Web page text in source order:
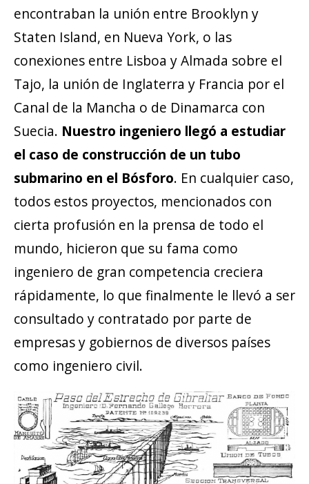
encontraban la unión entre Brooklyn y
Staten Island, en Nueva York, o las
conexiones entre Lisboa y Almada sobre el
Tajo, la unión de Inglaterra y Francia por el
Canal de la Mancha o de Dinamarca con
Suecia. Nuestro ingeniero llegó a estudiar
el caso de construcción de un tubo
submarino en el Bósforo. En cualquier caso,
todos estos proyectos, mencionados con
cierta profusión en la prensa de todo el
mundo, hicieron que su fama como
ingeniero de gran competencia creciera
rápidamente, lo que finalmente le llevó a ser
consultado y contratado por parte de
empresas y gobiernos de diversos países
como ingeniero civil.